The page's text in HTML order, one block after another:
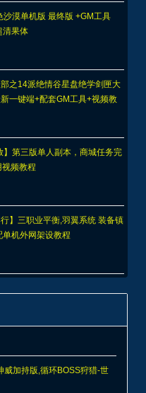
漠单机版 最终版 +GM工具
清果体
之14派绝情谷星盘绝学剑匣大
一键端+配套GM工具+视频教
】第三版单人副本，商城任务完
频教程
】三职业平衡,羽翼系统 装备镇
机外网架设教程
威加持版,循环BOSS狩猎-世